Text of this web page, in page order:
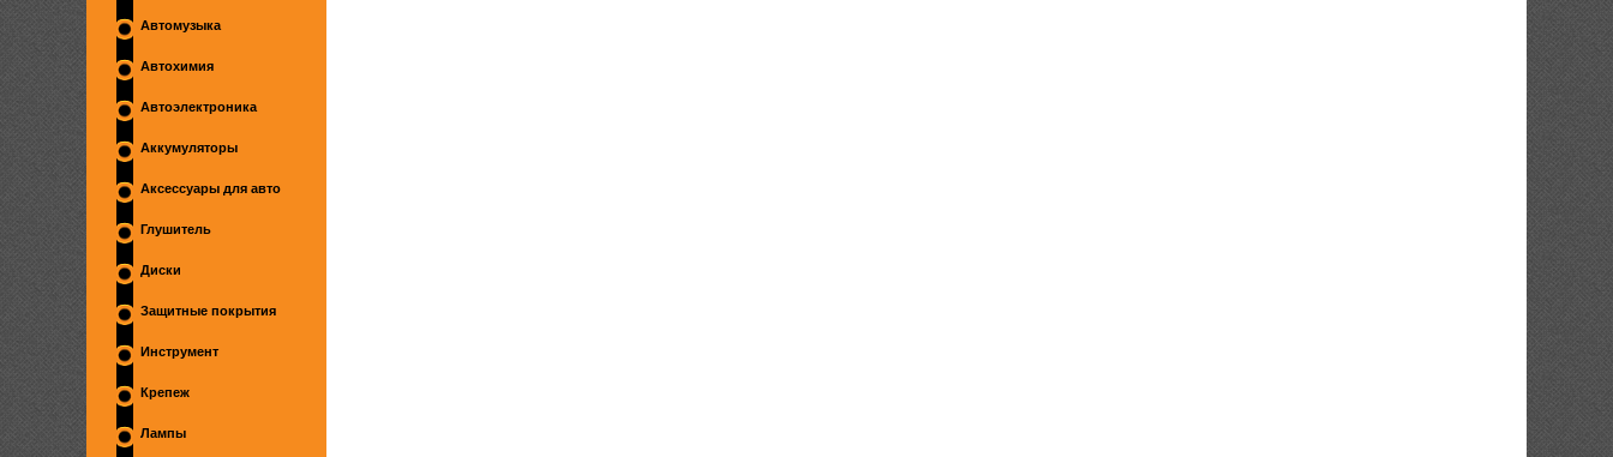
Автомузыка
Автохимия
Автоэлектроника
Аккумуляторы
Аксессуары для авто
Глушитель
Диски
Защитные покрытия
Инструмент
Крепеж
Лампы